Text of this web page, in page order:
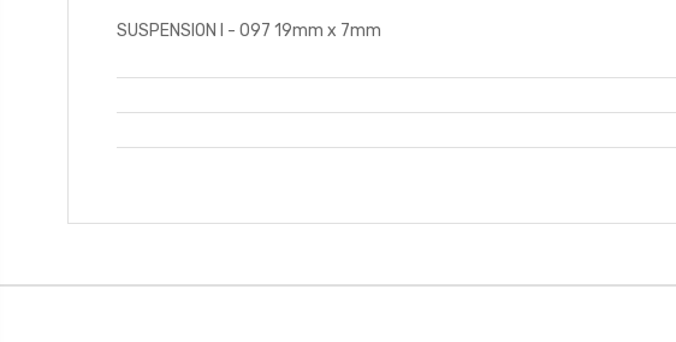
SUSPENSION I - 097 19mm x 7mm